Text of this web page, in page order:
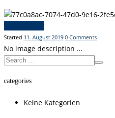
Started 11. August 2019 0 Comments
No image description ...
categories
Keine Kategorien